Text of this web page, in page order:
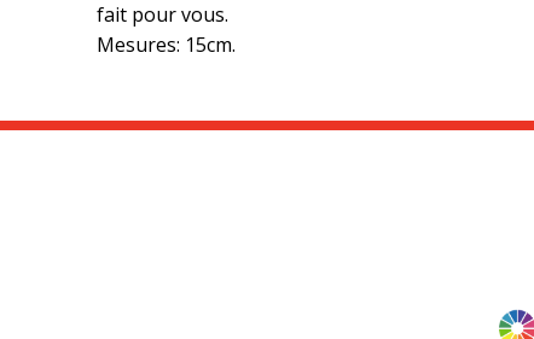
fait pour vous.
Mesures: 15cm.